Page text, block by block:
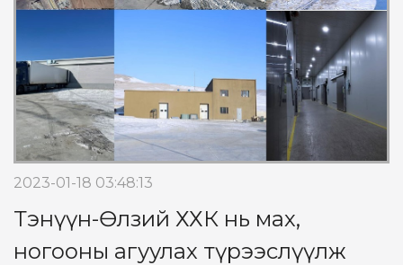
2023-01-18 03:48:13
Тэнүүн-Өлзий ХХК нь мах,
ногооны агуулах түрээслүүлж